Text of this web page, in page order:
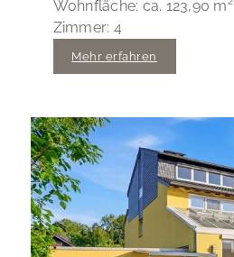
Wohnfläche: ca. 123,90 m²
Zimmer: 4
Mehr erfahren